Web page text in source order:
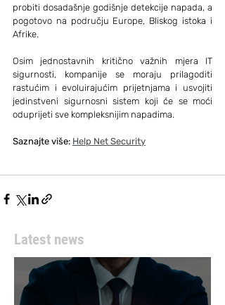
probiti dosadašnje godišnje detekcije napada, a
pogotovo na području Europe, Bliskog istoka i
Afrike.
Osim jednostavnih kritično važnih mjera IT
sigurnosti, kompanije se moraju prilagoditi
rastućim i evoluirajućim prijetnjama i usvojiti
jedinstveni sigurnosni sistem koji će se moći
oduprijeti sve kompleksnijim napadima.
Saznajte više: Help Net Security
Latest news